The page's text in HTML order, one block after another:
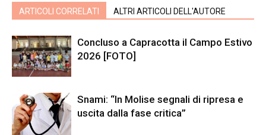
ARTICOLI CORRELATI ALTRI ARTICOLI DELL'AUTORE
Concluso a Capracotta il Campo Estivo
2026 [FOTO]
Snami: “In Molise segnali di ripresa e
uscita dalla fase critica”